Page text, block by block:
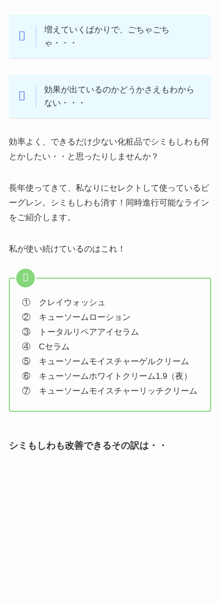
増えていくばかりで、ごちゃごち
ゃ・・・
効果が出ているのかどうかさえもわから
ない・・・
効率よく、できるだけ少ない化粧品でシミもしわも何
とかしたい・・と思ったりしませんか？
長年使ってきて、私なりにセレクトして使っているビ
ーグレン。シミもしわも消す！同時進行可能なライン
をご紹介します。
私が使い続けているのはこれ！
① クレイウォッシュ
② キューソームローション
③ トータルリペアアイセラム
④ Cセラム
⑤ キューソームモイスチャーゲルクリーム
⑥ キューソームホワイトクリーム1.9（夜）
⑦ キューソームモイスチャーリッチクリーム
シミもしわも改善できるその訳は・・